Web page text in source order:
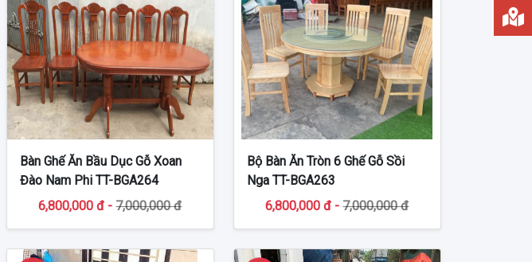
Bàn Ghế Ăn Bầu Dục Gỗ Xoan
Đào Nam Phi TT-BGA264
6,800,000 đ -7,000,000 đ
Bộ Bàn Ăn Tròn 6 Ghế Gỗ Sồi
Nga TT-BGA263
6,800,000 đ -7,000,000 đ